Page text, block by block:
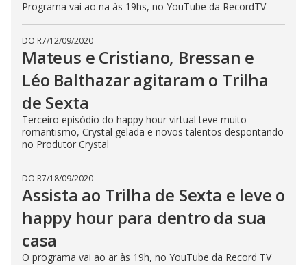
Programa vai ao na às 19hs, no YouTube da RecordTV
DO R7/12/09/2020
Mateus e Cristiano, Bressan e
Léo Balthazar agitaram o Trilha
de Sexta
Terceiro episódio do happy hour virtual teve muito
romantismo, Crystal gelada e novos talentos despontando
no Produtor Crystal
DO R7/18/09/2020
Assista ao Trilha de Sexta e leve o
happy hour para dentro da sua
casa
O programa vai ao ar às 19h, no YouTube da Record TV